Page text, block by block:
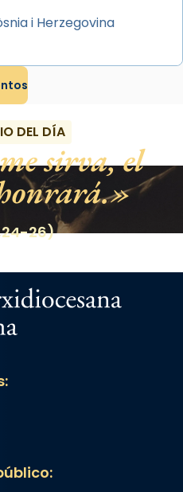
i Herzegovina
DEL DÍA
sirva, el
26)
Cristiana